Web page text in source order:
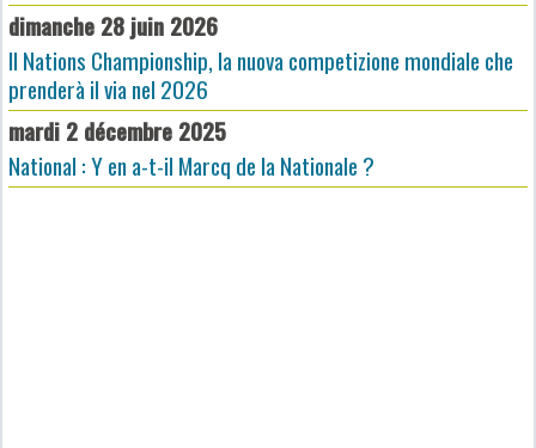
dimanche 28 juin 2026
Il Nations Championship, la nuova competizione mondiale che
prenderà il via nel 2026
mardi 2 décembre 2025
National : Y en a-t-il Marcq de la Nationale ?